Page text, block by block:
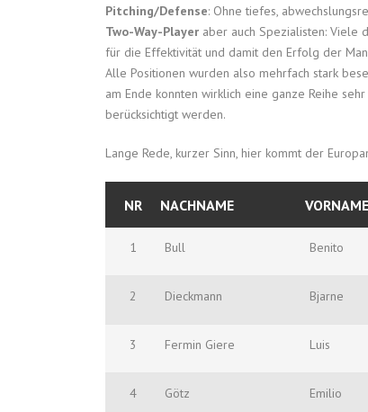
Pitching/Defense: Ohne tiefes,
Two-Way-Player aber auch Spezialisten: Viele
für die Effektivität und damit den Erfolg der
Alle Positionen wurden also mehrfach stark
am Ende konnten wirklich eine ganze Reihe
berücksichtigt werden.
Lange Rede, kurzer Sinn, hier kommt der
NR NACHNAME VORNAME
1 Bull Benito
2 Dieckmann Bjarne
3 Fermin Giere Luis
4 Götz Emilio